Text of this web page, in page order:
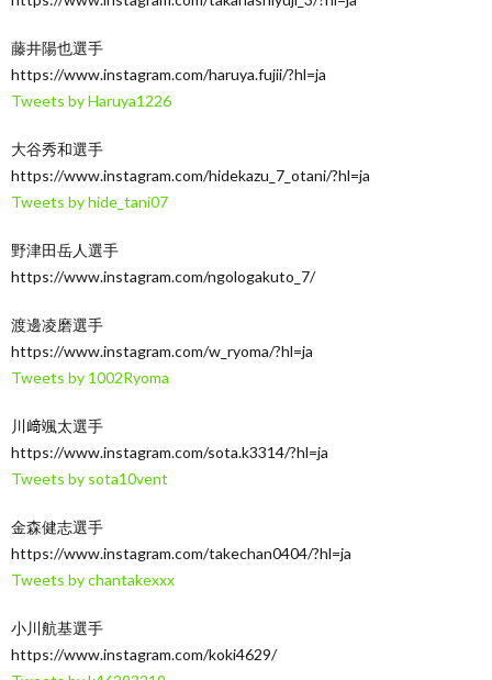
藤井陽也選手
https://www.instagram.com/haruya.fujii/?hl=ja
Tweets by Haruya1226
大谷秀和選手
https://www.instagram.com/hidekazu_7_otani/?hl=ja
Tweets by hide_tani07
野津田岳人選手
https://www.instagram.com/ngologakuto_7/
渡邊凌磨選手
https://www.instagram.com/w_ryoma/?hl=ja
Tweets by 1002Ryoma
川﨑颯太選手
https://www.instagram.com/sota.k3314/?hl=ja
Tweets by sota10vent
金森健志選手
https://www.instagram.com/takechan0404/?hl=ja
Tweets by chantakexxx
小川航基選手
https://www.instagram.com/koki4629/